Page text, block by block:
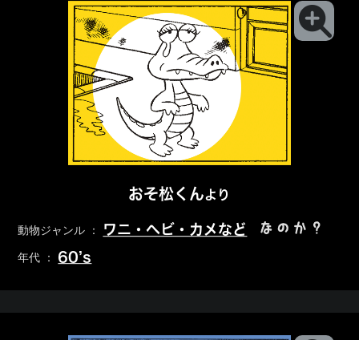
おそ松くんより
動物ジャンル ： ワニ・ヘビ・カメなど なのか？
年代 ： 60’s